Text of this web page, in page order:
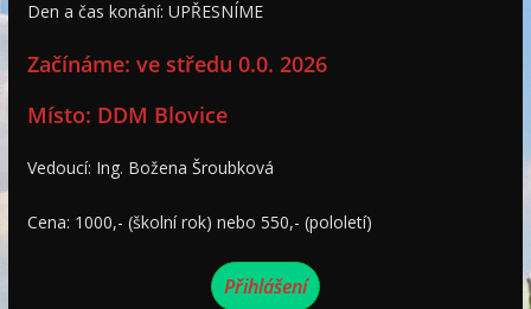
Den a čas konání: UPŘESNÍME
Začínáme: ve středu 0.0. 2026
Místo: DDM Blovice
Vedoucí: Ing. Božena Šroubková
Cena: 1000,- (školní rok) nebo 550,- (pololetí)
Přihlášení